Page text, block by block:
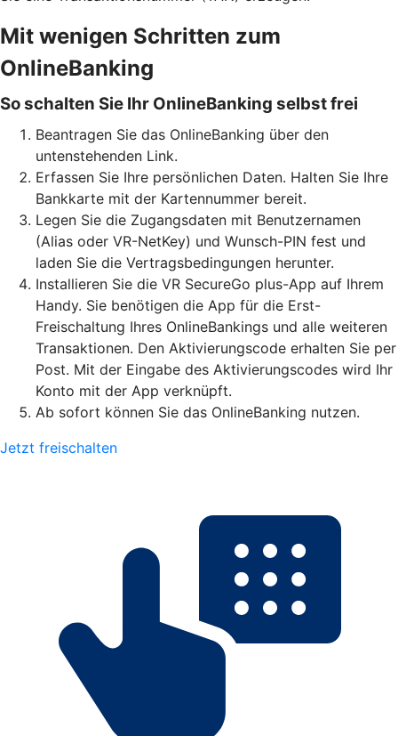
Mit wenigen Schritten zum
OnlineBanking
So schalten Sie Ihr OnlineBanking selbst frei
Beantragen Sie das OnlineBanking über den
untenstehenden Link.
Erfassen Sie Ihre persönlichen Daten. Halten Sie Ihre
Bankkarte mit der Kartennummer bereit.
Legen Sie die Zugangsdaten mit Benutzernamen
(Alias oder VR-NetKey) und Wunsch-PIN fest und
laden Sie die Vertragsbedingungen herunter.
Installieren Sie die VR SecureGo plus-App auf Ihrem
Handy. Sie benötigen die App für die Erst-
Freischaltung Ihres OnlineBankings und alle weiteren
Transaktionen. Den Aktivierungscode erhalten Sie per
Post. Mit der Eingabe des Aktivierungscodes wird Ihr
Konto mit der App verknüpft.
Ab sofort können Sie das OnlineBanking nutzen.
Jetzt freischalten